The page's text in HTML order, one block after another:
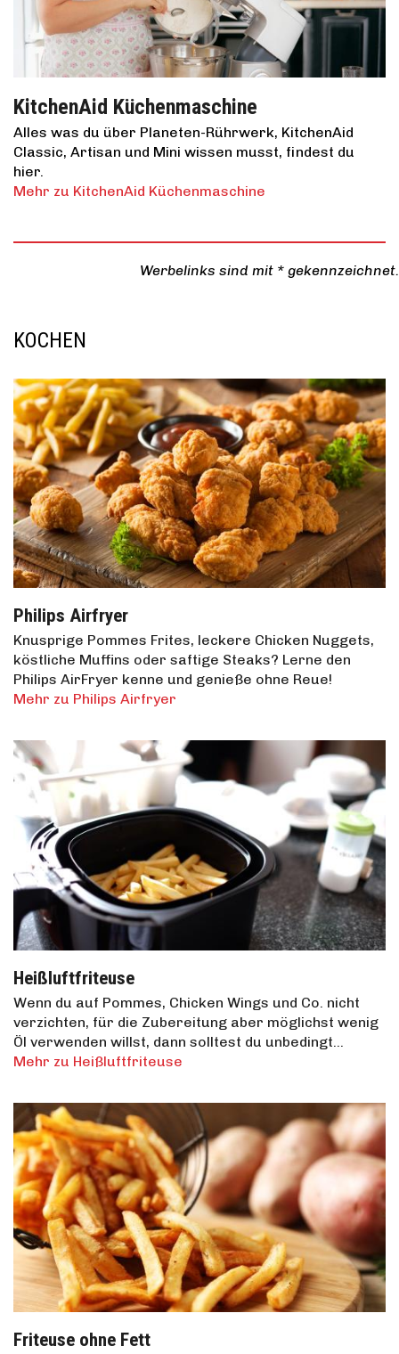
KitchenAid Küchenmaschine
Alles was du über Planeten-Rührwerk, KitchenAid
Classic, Artisan und Mini wissen musst, findest du
hier.
Mehr zu KitchenAid Küchenmaschine
Werbelinks sind mit * gekennzeichnet.
KOCHEN
Philips Airfryer
Knusprige Pommes Frites, leckere Chicken Nuggets,
köstliche Muffins oder saftige Steaks? Lerne den
Philips AirFryer kenne und genieße ohne Reue!
Mehr zu Philips Airfryer
Heißluftfriteuse
Wenn du auf Pommes, Chicken Wings und Co. nicht
verzichten, für die Zubereitung aber möglichst wenig
Öl verwenden willst, dann solltest du unbedingt…
Mehr zu Heißluftfriteuse
Friteuse ohne Fett